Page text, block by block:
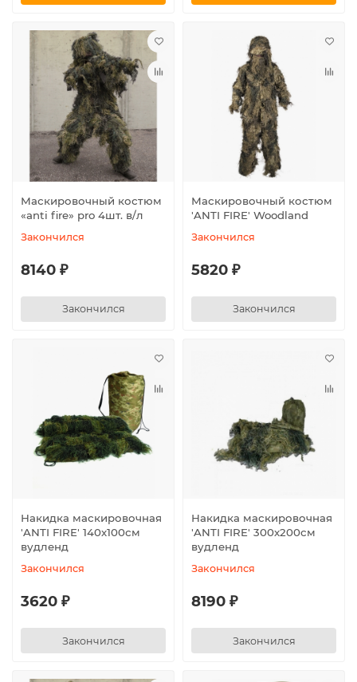
Маскировочный костюм
«anti fire» pro 4шт. в/л
Закончился
8140 ₽
Закончился
Маскировочный костюм
′ANTI FIRE′ Woodland
Закончился
5820 ₽
Закончился
Накидка маскировочная
'ANTI FIRE' 140х100см
вудленд
Закончился
3620 ₽
Закончился
Накидка маскировочная
'ANTI FIRE' 300х200см
вудленд
Закончился
8190 ₽
Закончился